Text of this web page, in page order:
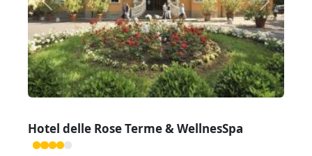
Zurück Weiter
Hotel delle Rose Terme & WellnesSpa